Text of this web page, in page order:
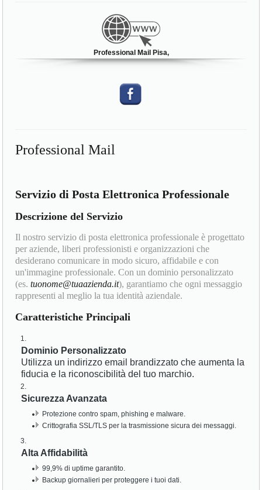
Professional Mail Pisa,
Professional Mail
Servizio di Posta Elettronica Professionale
Descrizione del Servizio
Il nostro servizio di posta elettronica professionale è progettato
per aziende, liberi professionisti e organizzazioni che
desiderano comunicare in modo sicuro, affidabile e con
un'immagine professionale. Con un dominio personalizzato
(es.tuonome@tuaazienda.it), garantiamo che ogni messaggio
rappresenti al meglio la tua identità aziendale.
Caratteristiche Principali
Dominio Personalizzato
Utilizza un indirizzo email brandizzato che aumenta la
fiducia e la riconoscibilità del tuo marchio.
Sicurezza Avanzata
Protezione contro spam, phishing e malware.
Crittografia SSL/TLS per la trasmissione sicura dei messaggi.
Alta Affidabilità
99,9% di uptime garantito.
Backup giornalieri per proteggere i tuoi dati.